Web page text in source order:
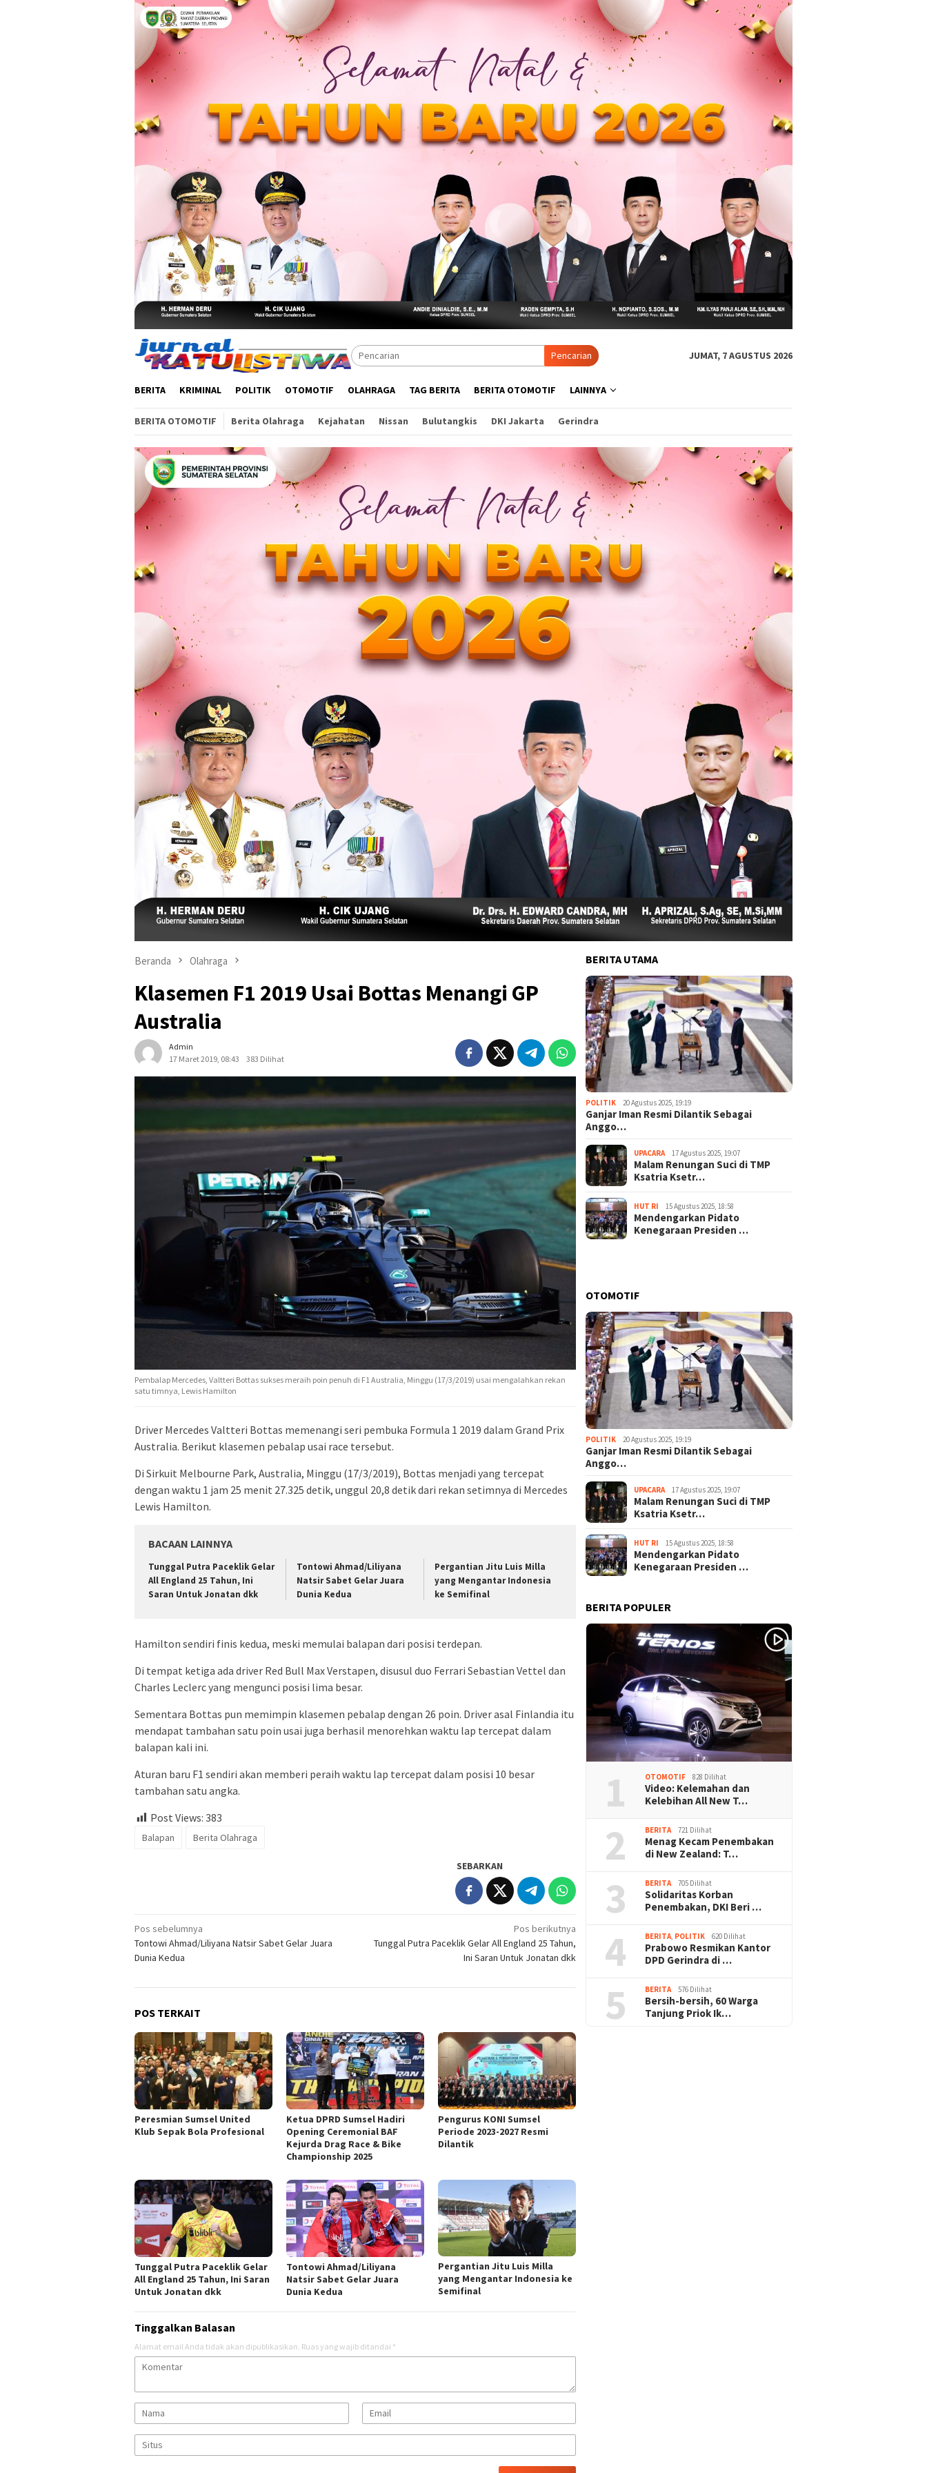
Pencarian JUMAT, 7 AGUSTUS 2026
BERITA KRIMINAL POLITIK OTOMOTIF OLAHRAGA TAG BERITA BERITA OTOMOTIF LAINNYA
BERITA OTOMOTIF Berita Olahraga Kejahatan Nissan Bulutangkis DKI Jakarta Gerindra
Beranda Olahraga
Klasemen F1 2019 Usai Bottas Menangi GP
Australia
Admin
17 Maret 2019, 08:43
383 Dilihat
Pembalap Mercedes, Valtteri Bottas sukses meraih poin penuh di F1 Australia, Minggu (17/3/2019) usai mengalahkan rekan
satu timnya, Lewis Hamilton
Driver Mercedes Valtteri Bottas memenangi seri pembuka Formula 1 2019 dalam Grand Prix
Australia. Berikut klasemen pebalap usai race tersebut.
Di Sirkuit Melbourne Park, Australia, Minggu (17/3/2019), Bottas menjadi yang tercepat
dengan waktu 1 jam 25 menit 27.325 detik, unggul 20,8 detik dari rekan setimnya di Mercedes
Lewis Hamilton.
BACAAN LAINNYA
Tunggal Putra Paceklik Gelar
All England 25 Tahun, Ini
Saran Untuk Jonatan dkk
Tontowi Ahmad/Liliyana
Natsir Sabet Gelar Juara
Dunia Kedua
Pergantian Jitu Luis Milla
yang Mengantar Indonesia
ke Semifinal
Hamilton sendiri finis kedua, meski memulai balapan dari posisi terdepan.
Di tempat ketiga ada driver Red Bull Max Verstapen, disusul duo Ferrari Sebastian Vettel dan
Charles Leclerc yang mengunci posisi lima besar.
Sementara Bottas pun memimpin klasemen pebalap dengan 26 poin. Driver asal Finlandia itu
mendapat tambahan satu poin usai juga berhasil menorehkan waktu lap tercepat dalam
balapan kali ini.
Aturan baru F1 sendiri akan memberi peraih waktu lap tercepat dalam posisi 10 besar
tambahan satu angka.
Post Views: 383
Balapan Berita Olahraga
SEBARKAN
Navigasi
pos
Pos sebelumnya
Tontowi Ahmad/Liliyana Natsir Sabet Gelar Juara
Dunia Kedua
Pos berikutnya
Tunggal Putra Paceklik Gelar All England 25 Tahun,
Ini Saran Untuk Jonatan dkk
POS TERKAIT
Peresmian Sumsel United
Klub Sepak Bola Profesional
Ketua DPRD Sumsel Hadiri
Opening Ceremonial BAF
Kejurda Drag Race & Bike
Championship 2025
Pengurus KONI Sumsel
Periode 2023-2027 Resmi
Dilantik
Tunggal Putra Paceklik Gelar
All England 25 Tahun, Ini Saran
Untuk Jonatan dkk
Tontowi Ahmad/Liliyana
Natsir Sabet Gelar Juara
Dunia Kedua
Pergantian Jitu Luis Milla
yang Mengantar Indonesia ke
Semifinal
Tinggalkan Balasan
Alamat email Anda tidak akan dipublikasikan. Ruas yang wajib ditandai *
BERITA UTAMA
POLITIK 20 Agustus 2025, 19:19
Ganjar Iman Resmi Dilantik Sebagai
Anggo…
UPACARA 17 Agustus 2025, 19:07
Malam Renungan Suci di TMP
Ksatria Ksetr…
HUT RI 15 Agustus 2025, 18:58
Mendengarkan Pidato
Kenegaraan Presiden …
OTOMOTIF
POLITIK 20 Agustus 2025, 19:19
Ganjar Iman Resmi Dilantik Sebagai
Anggo…
UPACARA 17 Agustus 2025, 19:07
Malam Renungan Suci di TMP
Ksatria Ksetr…
HUT RI 15 Agustus 2025, 18:58
Mendengarkan Pidato
Kenegaraan Presiden …
BERITA POPULER
1 OTOMOTIF 828 Dilihat
Video: Kelemahan dan
Kelebihan All New T…
2 BERITA 721 Dilihat
Menag Kecam Penembakan
di New Zealand: T…
3 BERITA 705 Dilihat
Solidaritas Korban
Penembakan, DKI Beri …
4 BERITA, POLITIK 620 Dilihat
Prabowo Resmikan Kantor
DPD Gerindra di …
5 BERITA 576 Dilihat
Bersih-bersih, 60 Warga
Tanjung Priok Ik…